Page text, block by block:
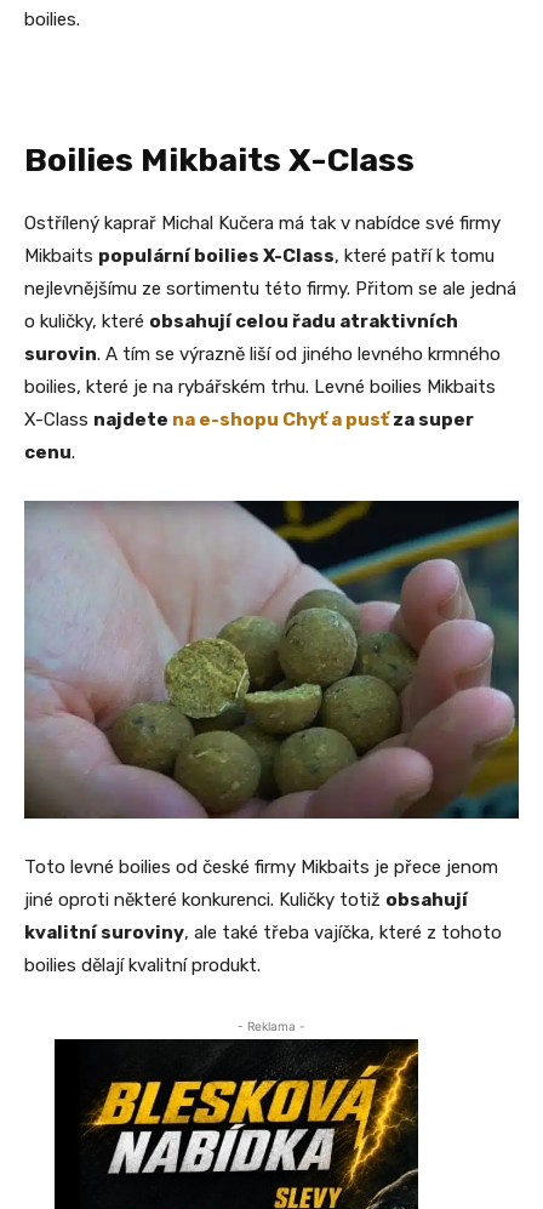
boilies.
Boilies Mikbaits X-Class
Ostřílený kaprař Michal Kučera má tak v nabídce své firmy
Mikbaits populární boilies X-Class, které patří k tomu
nejlevnějšímu ze sortimentu této firmy. Přitom se ale jedná
o kuličky, které obsahují celou řadu atraktivních
surovin. A tím se výrazně liší od jiného levného krmného
boilies, které je na rybářském trhu. Levné boilies Mikbaits
X-Class najdete na e-shopu Chyť a pusťza super
cenu.
Toto levné boilies od české firmy Mikbaits je přece jenom
jiné oproti některé konkurenci. Kuličky totiž obsahují
kvalitní suroviny, ale také třeba vajíčka, které z tohoto
boilies dělají kvalitní produkt.
- Reklama -